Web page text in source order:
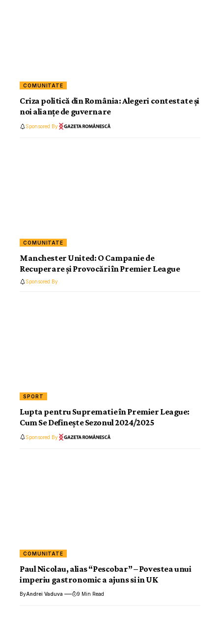
COMUNITATE
Criza politică din România: Alegeri contestate și
noi alianțe de guvernare
Sponsored By
COMUNITATE
Manchester United: O Campanie de
Recuperare și Provocări în Premier League
Sponsored By
SPORT
Lupta pentru Suprematie în Premier League:
Cum Se Definește Sezonul 2024/2025
Sponsored By
COMUNITATE
Paul Nicolau, alias “Pescobar” – Povestea unui
imperiu gastronomic a ajuns si in UK
ByAndrei Vaduva 9 Min Read